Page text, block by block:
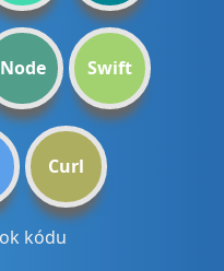
Node Swift
Curl
kódu